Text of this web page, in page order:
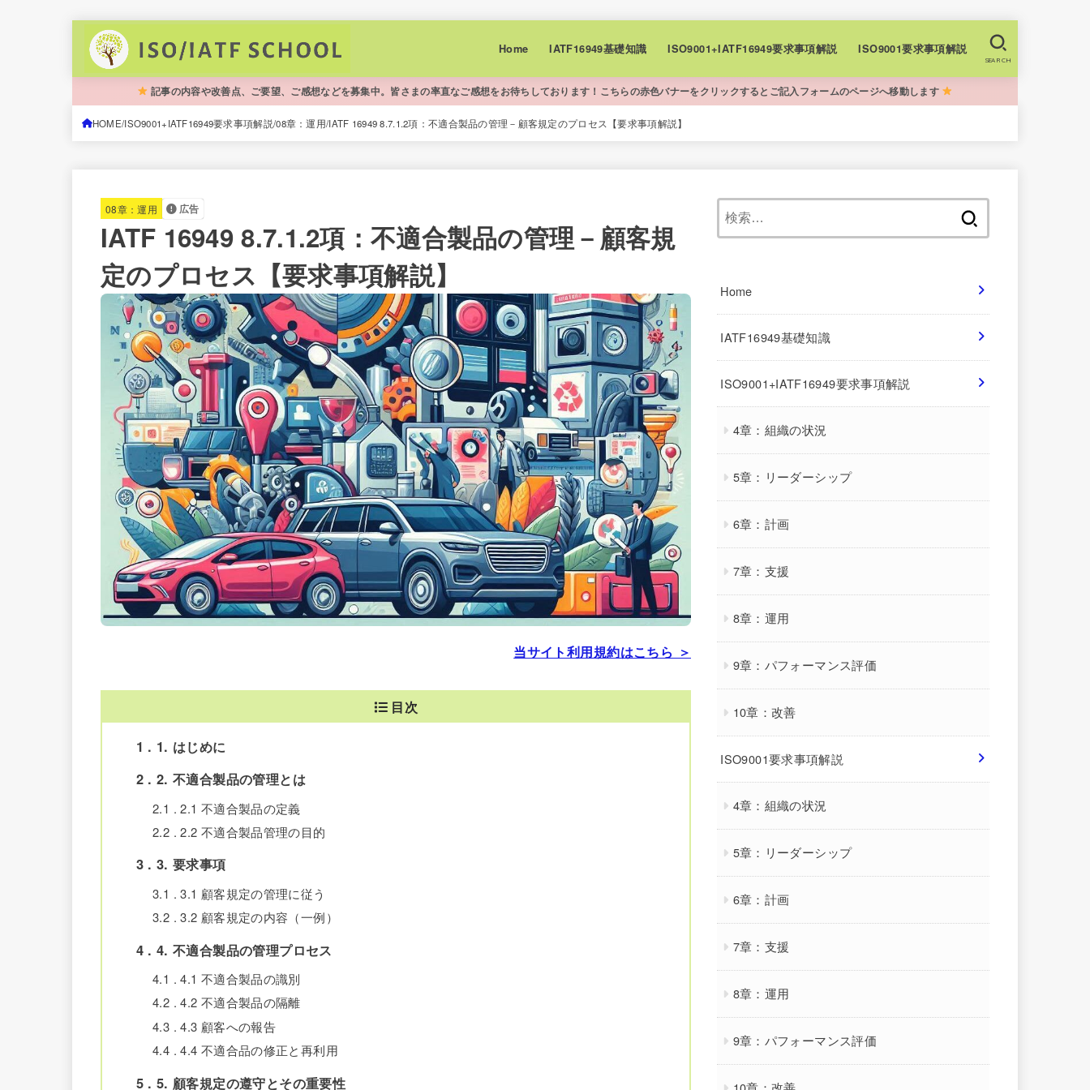
Home IATF16949基礎知識 ISO9001+IATF16949要求事項解説 ISO9001要求事項解説
SEARCH
記事の内容や改善点、ご要望、ご感想などを募集中。皆さまの率直なご感想をお待ちしております！こちらの赤色バナーをクリックするとご記入フォームのページへ移動します
HOME ISO9001+IATF16949要求事項解説 08章：運用 IATF 16949 8.7.1.2項：不適合製品の管理－顧客規定のプロセス【要求事項解説】
08章：運用 広告
IATF 16949 8.7.1.2項：不適合製品の管理－顧客規
定のプロセス【要求事項解説】
当サイト利用規約はこちら ＞
目次
1
1. はじめに
2
2. 不適合製品の管理とは
2.1
2.1 不適合製品の定義
2.2
2.2 不適合製品管理の目的
3 3. 要求事項
3.1
3.1 顧客規定の管理に従う
3.2
3.2 顧客規定の内容（一例）
4 4. 不適合製品の管理プロセス
4.1
4.1 不適合製品の識別
4.2
4.2 不適合製品の隔離
4.3
4.3 顧客への報告
4.4
4.4 不適合品の修正と再利用
5 5. 顧客規定の遵守とその重要性
Home
IATF16949基礎知識
ISO9001+IATF16949要求事項解説
4章：組織の状況
5章：リーダーシップ
6章：計画
7章：支援
8章：運用
9章：パフォーマンス評価
10章：改善
ISO9001要求事項解説
4章：組織の状況
5章：リーダーシップ
6章：計画
7章：支援
8章：運用
9章：パフォーマンス評価